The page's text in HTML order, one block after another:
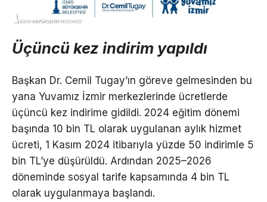
Üçüncü kez indirim yapıldı
Başkan Dr. Cemil Tugay’ın göreve gelmesinden bu
yana Yuvamız İzmir merkezlerinde ücretlerde
üçüncü kez indirime gidildi. 2024 eğitim dönemi
başında 10 bin TL olarak uygulanan aylık hizmet
ücreti, 1 Kasım 2024 itibarıyla yüzde 50 indirimle 5
bin TL’ye düşürüldü. Ardından 2025–2026
döneminde sosyal tarife kapsamında 4 bin TL
olarak uygulanmaya başlandı.